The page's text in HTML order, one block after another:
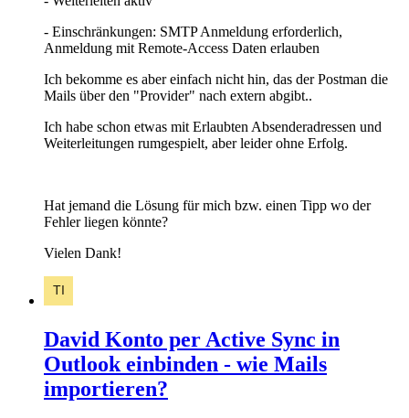
- Einschränkungen: SMTP Anmeldung erforderlich,
Anmeldung mit Remote-Access Daten erlauben
Ich bekomme es aber einfach nicht hin, das der Postman die
Mails über den "Provider" nach extern abgibt..
Ich habe schon etwas mit Erlaubten Absenderadressen und
Weiterleitungen rumgespielt, aber leider ohne Erfolg.
Hat jemand die Lösung für mich bzw. einen Tipp wo der
Fehler liegen könnte?
Vielen Dank!
David Konto per Active Sync in
Outlook einbinden - wie Mails
importieren?